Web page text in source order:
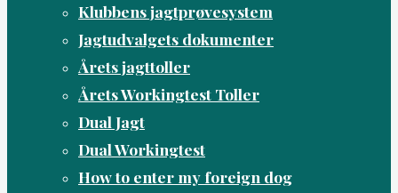
Klubbens jagtprøvesystem
Jagtudvalgets dokumenter
Årets jagttoller
Årets Workingtest Toller
Dual Jagt
Dual Workingtest
How to enter my foreign dog